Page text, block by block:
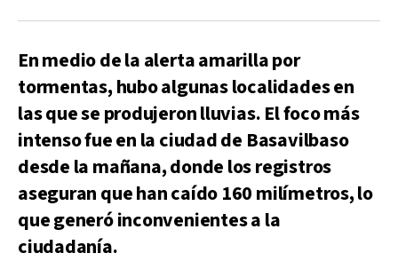
En medio de la alerta amarilla por
tormentas, hubo algunas localidades en
las que se produjeron lluvias. El foco más
intenso fue en la ciudad de Basavilbaso
desde la mañana, donde los registros
aseguran que han caído 160 milímetros, lo
que generó inconvenientes a la
ciudadanía.